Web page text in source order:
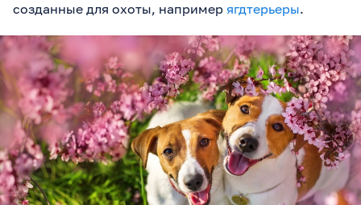
созданные для охоты, например ягдтерьеры.